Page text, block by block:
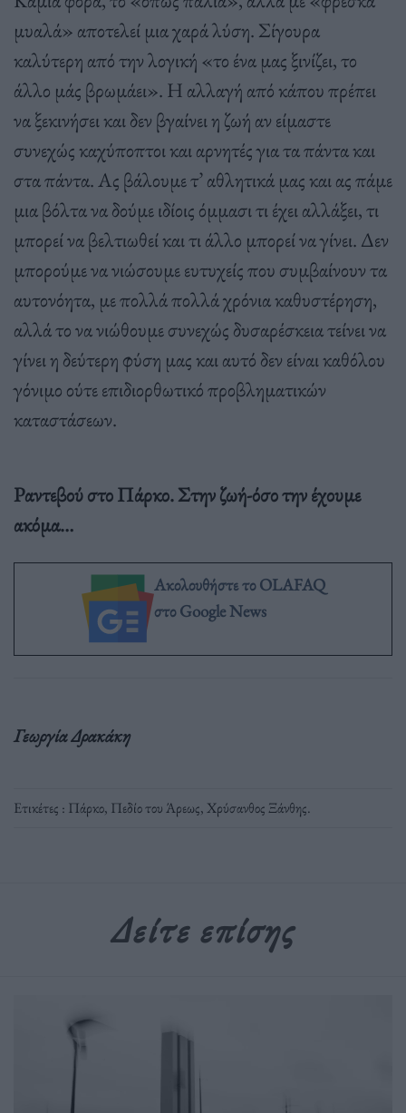
μυαλά» αποτελεί μια χαρά λύση. Σίγουρα
καλύτερη από την λογική «το ένα μας ξινίζει, το
άλλο μάς βρωμάει». Η αλλαγή από κάπου πρέπει
να ξεκινήσει και δεν βγαίνει η ζωή αν είμαστε
συνεχώς καχύποπτοι και αρνητές για τα πάντα και
στα πάντα. Ας βάλουμε τ’ αθλητικά μας και ας πάμε
μια βόλτα να δούμε ιδίοις όμμασι τι έχει αλλάξει, τι
μπορεί να βελτιωθεί και τι άλλο μπορεί να γίνει. Δεν
μπορούμε να νιώσουμε ευτυχείς που συμβαίνουν τα
αυτονόητα, με πολλά πολλά χρόνια καθυστέρηση,
αλλά το να νιώθουμε συνεχώς δυσαρέσκεια τείνει να
γίνει η δεύτερη φύση μας και αυτό δεν είναι καθόλου
γόνιμο ούτε επιδιορθωτικό προβληματικών
καταστάσεων.
Ραντεβού στο Πάρκο. Στην ζωή-όσο την έχουμε
ακόμα…
Ακολουθήστε το OLAFAQ
στο Google News
Γεωργία Δρακάκη
Ετικέτες : Πάρκο, Πεδίο του Άρεως,Χρύσανθος Ξάνθης.
Δείτε επίσης